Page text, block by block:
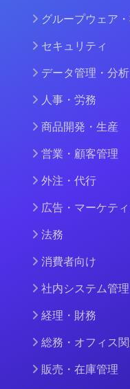
グループウェア
セキュリティ
データ管理・分析
人事・労務
商品開発・生産
営業・顧客管理
外注・代行
広告・マーケテ
法務
消費者向け
社内システム管
経理・財務
総務・オフィス
販売・在庫管理